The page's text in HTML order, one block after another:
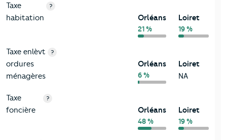
Taxe
habitation
?
Orléans
21 %
Loiret
19 %
Taxe enlèvt
ordures
ménagères
?
Orléans
6 %
Loiret
NA
Taxe
foncière
?
Orléans
48 %
Loiret
19 %